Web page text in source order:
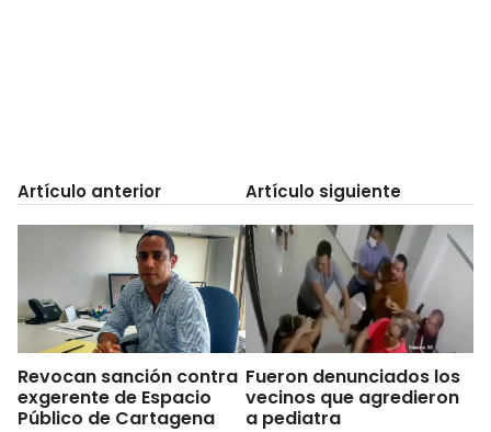
Artículo anterior
Revocan sanción contra
exgerente de Espacio
Público de Cartagena
Artículo siguiente
Fueron denunciados los
vecinos que agredieron
a pediatra